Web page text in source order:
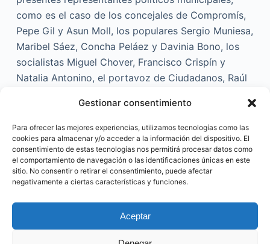
Gestionar consentimiento
Para ofrecer las mejores experiencias, utilizamos tecnologías como las
cookies para almacenar y/o acceder a la información del dispositivo. El
consentimiento de estas tecnologías nos permitirá procesar datos como
el comportamiento de navegación o las identificaciones únicas en este
sitio. No consentir o retirar el consentimiento, puede afectar
negativamente a ciertas características y funciones.
Aceptar
como es el caso de los concejales de Compromís,
Pepe Gil y Asun Moll, los populares Sergio Muniesa,
Maribel Sáez, Concha Peláez y Davinia Bono, los
socialistas Miguel Chover, Francisco Crispín y
Natalia Antonino, el portavoz de Ciudadanos, Raúl
Abelleira; asimismo, acudió al acto la diputada
nacionalista, Teresa García, representantes
sindicales, los concejales de Canet d’En Berenguer,
Rafa Corresa y Jaime Llinares o el director del
festival Sagunt a Escena, Juanvi Luciano.